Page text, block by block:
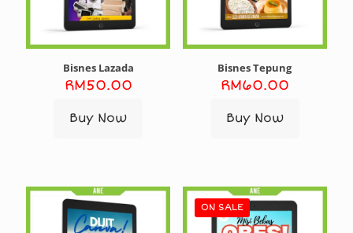
Bisnes Lazada
RM50.00
Buy Now
Bisnes Tepung
RM60.00
Buy Now
ON SALE